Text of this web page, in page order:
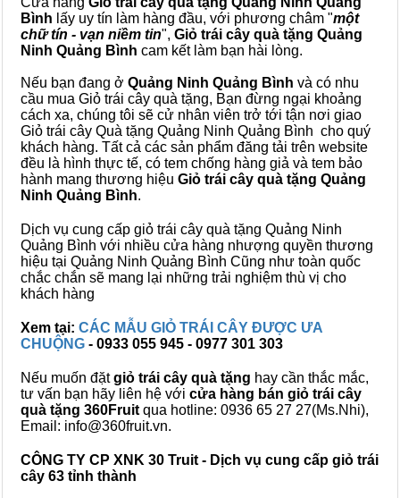
Bình lấy uy tín làm hàng đầu, với phương châm "một
chữ tín - vạn niềm tin", Giỏ trái cây quà tặng Quảng
Ninh Quảng Bình cam kết làm bạn hài lòng.
Nếu bạn đang ở Quảng Ninh Quảng Bình và có nhu
cầu mua Giỏ trái cây quà tặng, Bạn đừng ngại khoảng
cách xa, chúng tôi sẽ cử nhân viên trở tới tận nơi giao
Giỏ trái cây Quà tặng Quảng Ninh Quảng Bình cho quý
khách hàng. Tất cả các sản phẩm đăng tải trên website
đều là hình thực tế, có tem chống hàng giả và tem bảo
hành mang thương hiệu Giỏ trái cây quà tặng Quảng
Ninh Quảng Bình.
Dịch vụ cung cấp giỏ trái cây quà tặng Quảng Ninh
Quảng Bình với nhiều cửa hàng nhượng quyền thương
hiệu tại Quảng Ninh Quảng Bình Cũng như toàn quốc
chắc chắn sẽ mang lại những trải nghiệm thù vị cho
khách hàng
Xem tại: CÁC MẪU GIỎ TRÁI CÂY ĐƯỢC ƯA
CHUỘNG - 0933 055 945 - 0977 301 303
Nếu muốn đặtgiỏ trái cây quà tặng hay cần thắc mắc,
tư vấn bạn hãy liên hệ với cửa hàng bán giỏ trái cây
quà tặng 360Fruit qua hotline: 0936 65 27 27(Ms.Nhi),
Email: info@360fruit.vn.
CÔNG TY CP XNK 30 Truit - Dịch vụ cung cấp giỏ trái
cây 63 tỉnh thành